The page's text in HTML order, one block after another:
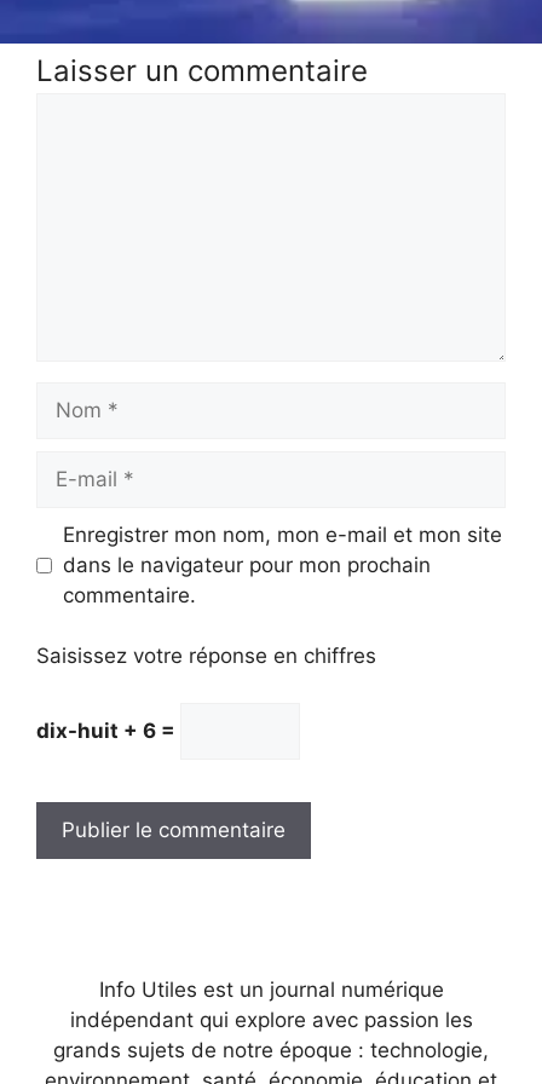
Laisser un commentaire
mail
Enregistrer mon nom, mon e-mail et mon site
dans le navigateur pour mon prochain
commentaire.
Saisissez votre réponse en chiffres
dix-huit + 6 =
Info Utiles est un journal numérique
indépendant qui explore avec passion les
grands sujets de notre époque : technologie,